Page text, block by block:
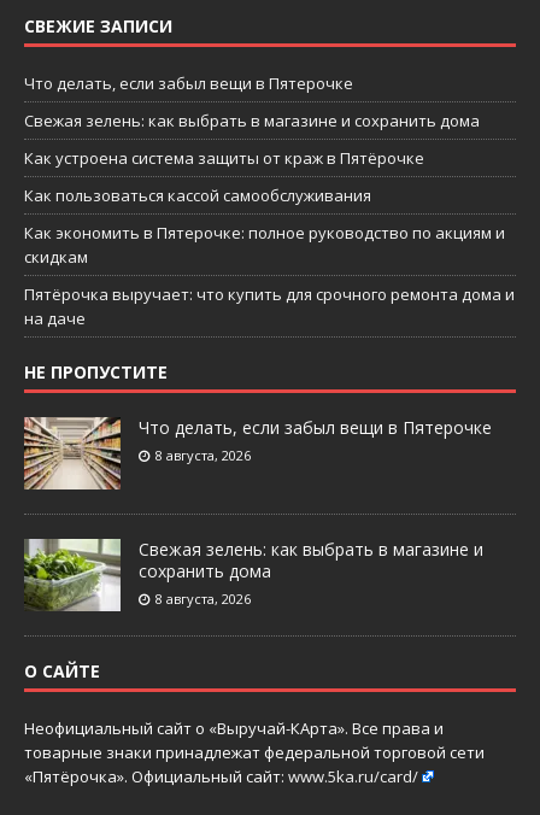
СВЕЖИЕ ЗАПИСИ
Что делать, если забыл вещи в Пятерочке
Свежая зелень: как выбрать в магазине и сохранить дома
Как устроена система защиты от краж в Пятёрочке
Как пользоваться кассой самообслуживания
Как экономить в Пятерочке: полное руководство по акциям и
скидкам
Пятёрочка выручает: что купить для срочного ремонта дома и
на даче
НЕ ПРОПУСТИТЕ
Что делать, если забыл вещи в Пятерочке
8 августа, 2026
Свежая зелень: как выбрать в магазине и
сохранить дома
8 августа, 2026
О САЙТЕ
Неофициальный сайт о «Выручай-КАрта». Все права и
товарные знаки принадлежат федеральной торговой сети
«Пятёрочка». Официальный сайт: www.5ka.ru/card/